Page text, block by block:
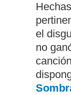
el
no